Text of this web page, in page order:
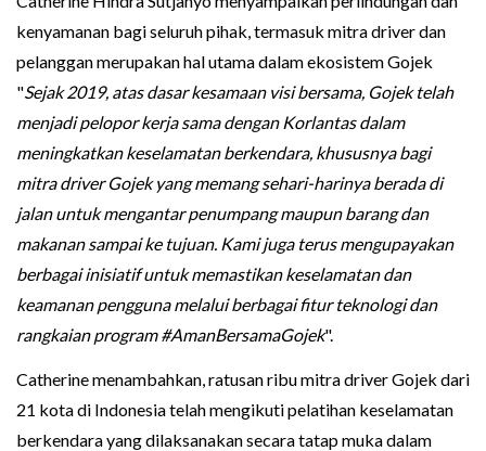
kenyamanan bagi seluruh pihak, termasuk mitra driver dan
pelanggan merupakan hal utama dalam ekosistem Gojek
"Sejak 2019, atas dasar kesamaan visi bersama, Gojek telah
menjadi pelopor kerja sama dengan Korlantas dalam
meningkatkan keselamatan berkendara, khususnya bagi
mitra driver Gojek yang memang sehari-harinya berada di
jalan untuk mengantar penumpang maupun barang dan
makanan sampai ke tujuan. Kami juga terus mengupayakan
berbagai inisiatif untuk memastikan keselamatan dan
keamanan pengguna melalui berbagai fitur teknologi dan
rangkaian program #AmanBersamaGojek".
Catherine menambahkan, ratusan ribu mitra driver Gojek dari
21 kota di Indonesia telah mengikuti pelatihan keselamatan
berkendara yang dilaksanakan secara tatap muka dalam